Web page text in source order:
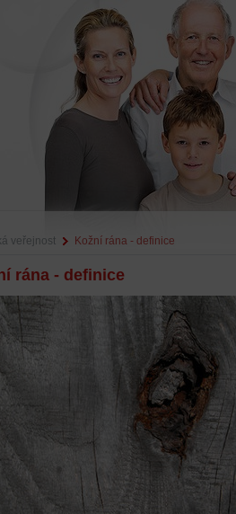
veřejnost Kožní rána - definice
rána - definice